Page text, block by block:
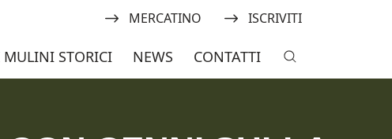
Italiana Amici dei Mulini
Navigate to:
MERCATINO Navigate to:
ISCRIVITI
STORICI NEWS CONTATTI